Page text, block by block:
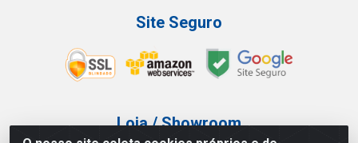
Site Seguro
Loja / Showroom